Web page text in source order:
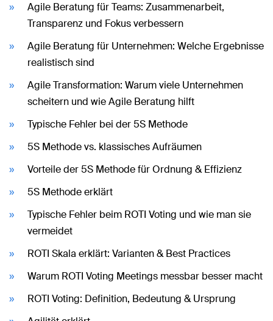
Agile Beratung für Teams: Zusammenarbeit,
Transparenz und Fokus verbessern
Agile Beratung für Unternehmen: Welche Ergebnisse
realistisch sind
Agile Transformation: Warum viele Unternehmen
scheitern und wie Agile Beratung hilft
Typische Fehler bei der 5S Methode
5S Methode vs. klassisches Aufräumen
Vorteile der 5S Methode für Ordnung & Effizienz
5S Methode erklärt
Typische Fehler beim ROTI Voting und wie man sie
vermeidet
ROTI Skala erklärt: Varianten & Best Practices
Warum ROTI Voting Meetings messbar besser macht
ROTI Voting: Definition, Bedeutung & Ursprung